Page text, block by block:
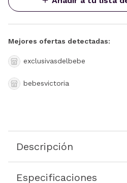
Mejores ofertas detectadas:
exclusivasdelbebe
bebesvictoria
Descripción
Especificaciones